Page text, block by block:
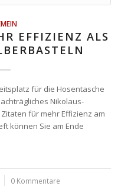
EFFIZIENZ ALS
für die Hosentasche
Nikolaus-
für mehr Effizienz am
können Sie am Ende
0 Kommentare